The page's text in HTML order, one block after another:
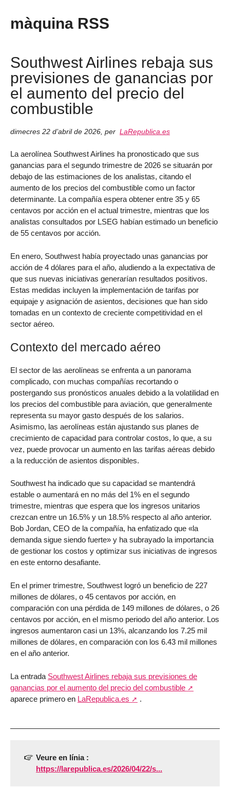
màquina RSS
Southwest Airlines rebaja sus
previsiones de ganancias por
el aumento del precio del
combustible
dimecres 22 d’abril de 2026 per LaRepublica.es
La aerolínea Southwest Airlines ha pronosticado que sus
ganancias para el segundo trimestre de 2026 se situarán por
debajo de las estimaciones de los analistas, citando el
aumento de los precios del combustible como un factor
determinante. La compañía espera obtener entre 35 y 65
centavos por acción en el actual trimestre, mientras que los
analistas consultados por LSEG habían estimado un beneficio
de 55 centavos por acción.
En enero, Southwest había proyectado unas ganancias por
acción de 4 dólares para el año, aludiendo a la expectativa de
que sus nuevas iniciativas generarían resultados positivos.
Estas medidas incluyen la implementación de tarifas por
equipaje y asignación de asientos, decisiones que han sido
tomadas en un contexto de creciente competitividad en el
sector aéreo.
Contexto del mercado aéreo
El sector de las aerolíneas se enfrenta a un panorama
complicado, con muchas compañías recortando o
postergando sus pronósticos anuales debido a la volatilidad en
los precios del combustible para aviación, que generalmente
representa su mayor gasto después de los salarios.
Asimismo, las aerolíneas están ajustando sus planes de
crecimiento de capacidad para controlar costos, lo que, a su
vez, puede provocar un aumento en las tarifas aéreas debido
a la reducción de asientos disponibles.
Southwest ha indicado que su capacidad se mantendrá
estable o aumentará en no más del 1% en el segundo
trimestre, mientras que espera que los ingresos unitarios
crezcan entre un 16.5% y un 18.5% respecto al año anterior.
Bob Jordan, CEO de la compañía, ha enfatizado que «la
demanda sigue siendo fuerte» y ha subrayado la importancia
de gestionar los costos y optimizar sus iniciativas de ingresos
en este entorno desafiante.
En el primer trimestre, Southwest logró un beneficio de 227
millones de dólares, o 45 centavos por acción, en
comparación con una pérdida de 149 millones de dólares, o 26
centavos por acción, en el mismo periodo del año anterior. Los
ingresos aumentaron casi un 13%, alcanzando los 7.25 mil
millones de dólares, en comparación con los 6.43 mil millones
en el año anterior.
La entrada Southwest Airlines rebaja sus previsiones de
ganancias por el aumento del precio del combustible
aparece primero en LaRepublica.es .
Veure en línia :
https://larepublica.es/2026/04/22/s...